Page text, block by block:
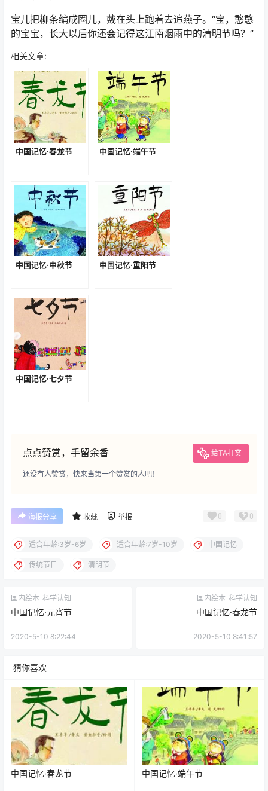
宝儿把柳条编成圈儿，戴在头上跑着去追燕子。“宝，憨憨
的宝宝，长大以后你还会记得这江南烟雨中的清明节吗？”
相关文章:
中国记忆·春龙节 中国记忆·端午节
中国记忆·中秋节 中国记忆·重阳节
中国记忆·七夕节
点点赞赏，手留余香 给TA打赏
还没有人赞赏，快来当第一个赞赏的人吧！
海报分享 收藏 举报 0 0
适合年龄:3岁-6岁 适合年龄:7岁-10岁 中国记忆
传统节日 清明节
国内绘本 科学认知
中国记忆·元宵节
2020-5-10 8:22:44
国内绘本 科学认知
中国记忆·春龙节
2020-5-10 8:41:57
猜你喜欢
中国记忆·春龙节 中国记忆·端午节